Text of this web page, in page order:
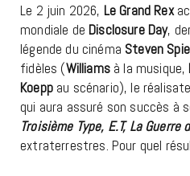
Le 2 juin 2026, Le Grand Rex
mondiale de Disclosure Day,
légende du cinéma Steven
fidèles (Williamsà la musique,
Koeppau scénario), le
qui aura assuré son succès à
Troisième Type, E.T, La Guerre
extraterrestres. Pour quel